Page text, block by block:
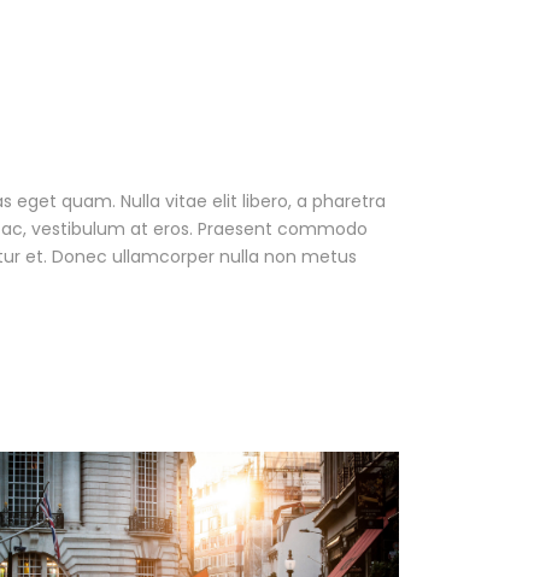
eget quam. Nulla vitae elit libero, a pharetra
vestibulum at eros. Praesent commodo
et. Donec ullamcorper nulla non metus